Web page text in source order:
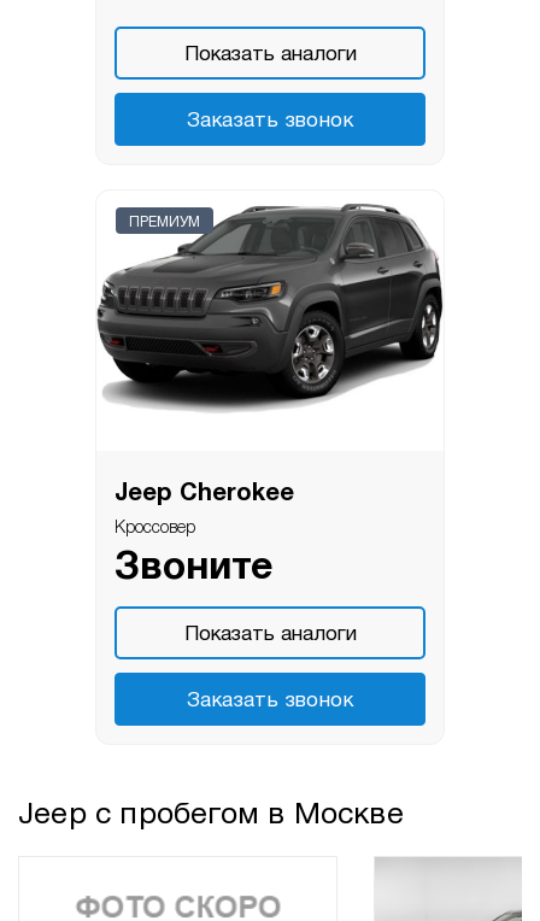
Показать аналоги
Заказать звонок
ПРЕМИУМ
Jeep Cherokee
Кроссовер
Звоните
Показать аналоги
Заказать звонок
Jeep с пробегом в Москве